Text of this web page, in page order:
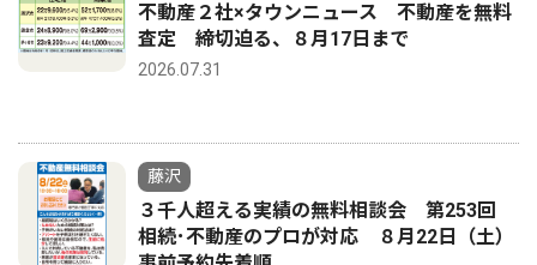
不動産２社×タウンニュース 不動産を無料
査定 締切迫る、８月17日まで
2026.07.31
藤沢
３千人超える実績の無料相談会 第253回
相続･不動産のプロが対応 ８月22日（土）